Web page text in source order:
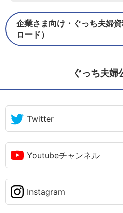
企業さま向け・ぐっち夫婦
ロード）
ぐっち夫婦
Twitter
Youtubeチャンネル
Instagram